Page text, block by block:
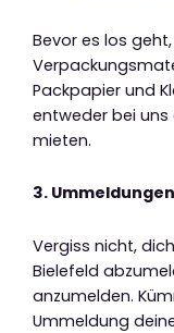
Bevor es los
Packpapier und
entweder bei uns
mieten.
3.
Vergiss nicht,
Bielefeld
anzumelden.
Ummeldung